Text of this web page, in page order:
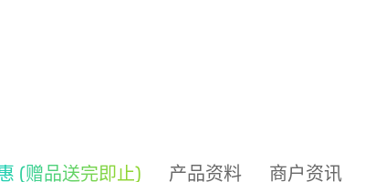
(赠品送完即止) 产品资料 商户资讯